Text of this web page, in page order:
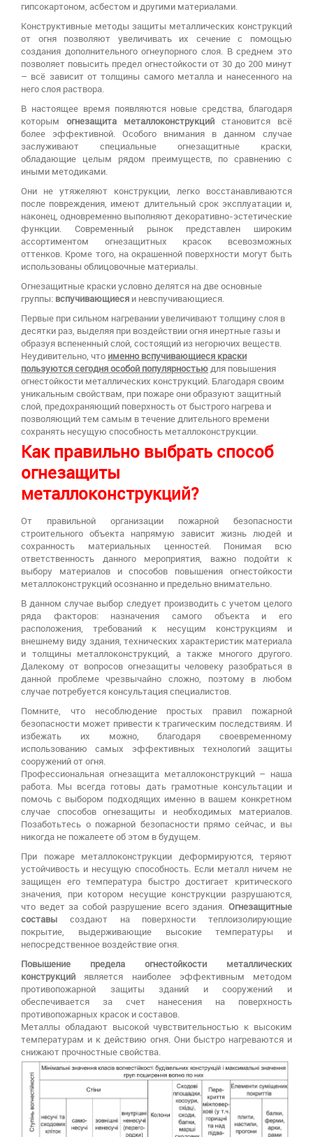
гипсокартоном, асбестом и другими материалами.
Конструктивные методы защиты металлических конструкций
от огня позволяют увеличивать их сечение с помощью
создания дополнительного огнеупорного слоя. В среднем это
позволяет повысить предел огнестойкости от 30 до 200 минут
– всё зависит от толщины самого металла и нанесенного на
него слоя раствора.
В настоящее время появляются новые средства, благодаря
которым огнезащита металлоконструкций становится всё
более эффективной. Особого внимания в данном случае
заслуживают специальные огнезащитные краски,
обладающие целым рядом преимуществ, по сравнению с
иными методиками.
Они не утяжеляют конструкции, легко восстанавливаются
после повреждения, имеют длительный срок эксплуатации и,
наконец, одновременно выполняют декоративно-эстетические
функции. Современный рынок представлен широким
ассортиментом огнезащитных красок всевозможных
оттенков. Кроме того, на окрашенной поверхности могут быть
использованы облицовочные материалы.
Огнезащитные краски условно делятся на две основные
группы: вспучивающиеся и невспучивающиеся.
Первые при сильном нагревании увеличивают толщину слоя в
десятки раз, выделяя при воздействии огня инертные газы и
образуя вспененный слой, состоящий из негорючих веществ.
Неудивительно, что именно вспучивающиеся краски
пользуются сегодня особой популярностьюдля повышения
огнестойкости металлических конструкций. Благодаря своим
уникальным свойствам, при пожаре они образуют защитный
слой, предохраняющий поверхность от быстрого нагрева и
позволяющий тем самым в течение длительного времени
сохранять несущую способность металлоконструкции.
Как правильно выбрать способ
огнезащиты
металлоконструкций?
От правильной организации пожарной безопасности
строительного объекта напрямую зависит жизнь людей и
сохранность материальных ценностей. Понимая всю
ответственность данного мероприятия, важно подойти к
выбору материалов и способов повышения огнестойкости
металлоконструкций осознанно и предельно внимательно.
В данном случае выбор следует производить с учетом целого
ряда факторов: назначения самого объекта и его
расположения, требований к несущим конструкциям и
внешнему виду здания, технических характеристик материала
и толщины металлоконструкций, а также многого другого.
Далекому от вопросов огнезащиты человеку разобраться в
данной проблеме чрезвычайно сложно, поэтому в любом
случае потребуется консультация специалистов.
Помните, что несоблюдение простых правил пожарной
безопасности может привести к трагическим последствиям. И
избежать их можно, благодаря своевременному
использованию самых эффективных технологий защиты
сооружений от огня.
Профессиональная огнезащита металлоконструкций – наша
работа. Мы всегда готовы дать грамотные консультации и
помочь с выбором подходящих именно в вашем конкретном
случае способов огнезащиты и необходимых материалов.
Позаботьтесь о пожарной безопасности прямо сейчас, и вы
никогда не пожалеете об этом в будущем.
При пожаре металлоконструкции деформируются, теряют
устойчивость и несущую способность. Если металл ничем не
защищен его температура быстро достигает критического
значения, при котором несущие конструкции разрушаются,
что ведет за собой разрушение всего здания. Огнезащитные
составы создают на поверхности теплоизолирующие
покрытие, выдерживающие высокие температуры и
непосредственное воздействие огня.
Повышение предела огнестойкости металлических
конструкций является наиболее эффективным методом
противопожарной защиты зданий и сооружений и
обеспечивается за счет нанесения на поверхность
противопожарных красок и составов.
Металлы обладают высокой чувствительностью к высоким
температурам и к действию огня. Они быстро нагреваются и
снижают прочностные свойства.